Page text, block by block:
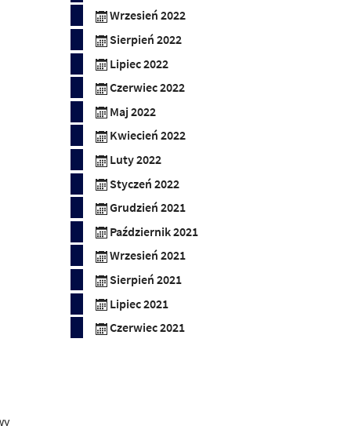
Wrzesień 2022
Sierpień 2022
Lipiec 2022
Czerwiec 2022
Maj 2022
Kwiecień 2022
Luty 2022
Styczeń 2022
Grudzień 2021
Październik 2021
Wrzesień 2021
Sierpień 2021
Lipiec 2021
Czerwiec 2021